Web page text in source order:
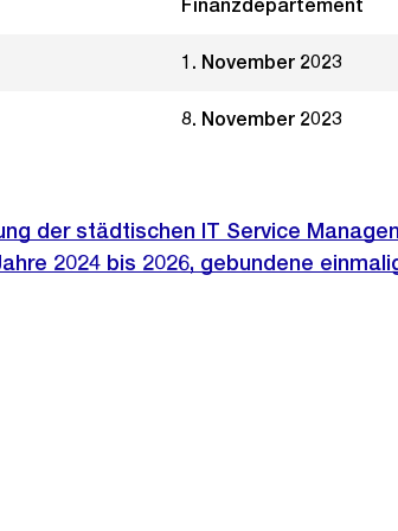
Finanzdepartement
1. November 2023
8. November 2023
der städtischen IT Service
2024 bis 2026, gebundene